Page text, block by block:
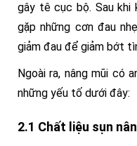
gây tê cục bộ. Sau
gặp những cơn đau
giảm đau để giảm bớt
Ngoài ra, nâng mũi có
những yếu tố dưới đây:
2.1 Chất liệu sụn